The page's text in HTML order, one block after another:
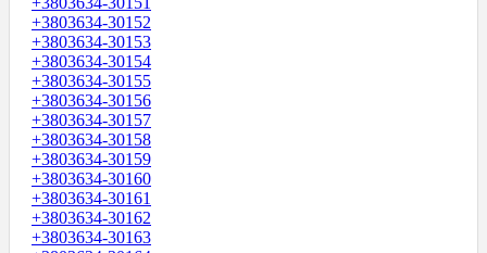
+3803634-30152
+3803634-30153
+3803634-30154
+3803634-30155
+3803634-30156
+3803634-30157
+3803634-30158
+3803634-30159
+3803634-30160
+3803634-30161
+3803634-30162
+3803634-30163